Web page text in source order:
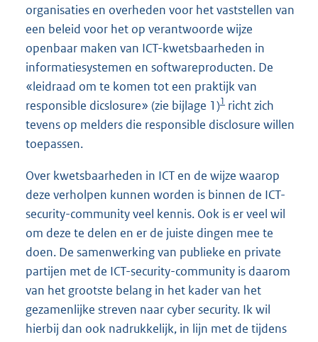
organisaties en overheden voor het vaststellen van
een beleid voor het op verantwoorde wijze
openbaar maken van ICT-kwetsbaarheden in
informatiesystemen en softwareproducten. De
«leidraad om te komen tot een praktijk van
responsible dicslosure» (zie bijlage 1)1 richt zich
tevens op melders die responsible disclosure willen
toepassen.
Over kwetsbaarheden in ICT en de wijze waarop
deze verholpen kunnen worden is binnen de ICT-
security-community veel kennis. Ook is er veel wil
om deze te delen en er de juiste dingen mee te
doen. De samenwerking van publieke en private
partijen met de ICT-security-community is daarom
van het grootste belang in het kader van het
gezamenlijke streven naar cyber security. Ik wil
hierbij dan ook nadrukkelijk, in lijn met de tijdens